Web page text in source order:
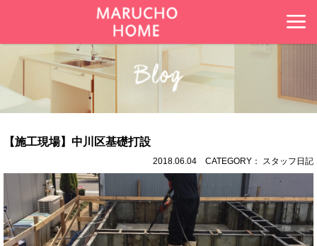
【施工現場】中川区基礎打設
2018.06.04 CATEGORY： スタッフ日記